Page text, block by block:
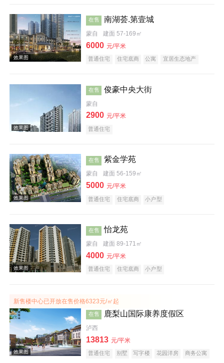
效果图
效果图
效果图
在售 南湖荟.第壹城
蒙自 建面 57-169㎡
6000 元/平米
普通住宅 住宅底商 公寓 宜居生态地产
在售 俊豪中央大街
蒙自
2900 元/平米
普通住宅
在售 紫金学苑
蒙自 建面 56-159㎡
5000 元/平米
普通住宅 住宅底商 小户型
在售 怡龙苑
蒙自 建面 89-171㎡
4000 元/平米
普通住宅 住宅底商 小户型
新售楼中心已开放在售价格6323元/㎡起
在售 鹿梨山国际康养度假区
泸西
13813 元/平米
普通住宅 别墅 写字楼 花园洋房
商务公寓